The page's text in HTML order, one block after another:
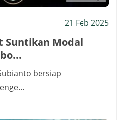
21 Feb 2025
Suntikan Modal
bersiap